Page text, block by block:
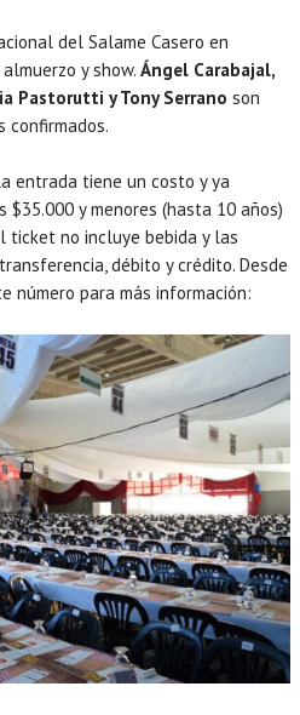
del Salame Casero en
y show. Ángel Carabajal,
Pastorutti y Tony Serrano son
entrada tiene un costo y ya
y menores (hasta 10 años)
ticket no incluye bebida y las
débito y crédito. Desde
número para más información: